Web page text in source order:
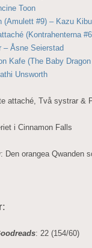
Toon
(Amulett #9) – Kazu
(Kontrahenterna
– Åsne Seierstad
Kafe (The Baby
Unsworth
attaché, Två systrar &
i Cinnamon Falls
: Den orangea Qwanden
: 22 (154/60)